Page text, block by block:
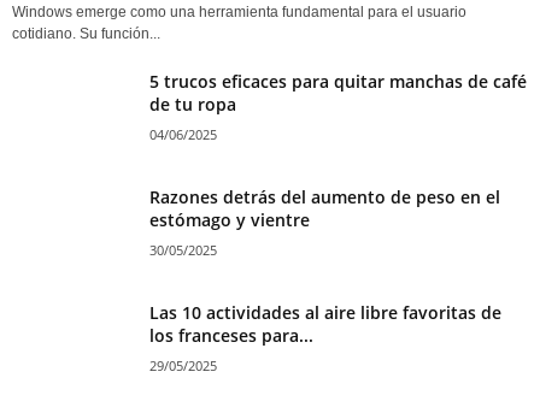
Windows emerge como una herramienta fundamental para el usuario
cotidiano. Su función...
5 trucos eficaces para quitar manchas de café
de tu ropa
04/06/2025
Razones detrás del aumento de peso en el
estómago y vientre
30/05/2025
Las 10 actividades al aire libre favoritas de
los franceses para...
29/05/2025